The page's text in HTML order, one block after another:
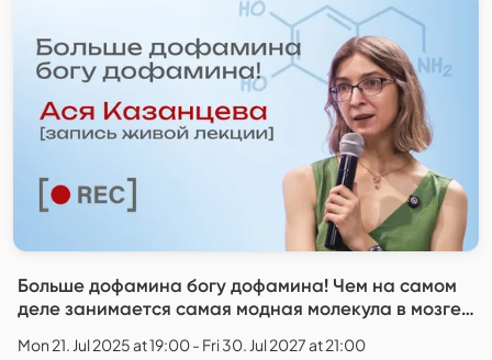
Больше дофамина богу дофамина! Чем на самом
деле занимается самая модная молекула в мозге?
Mon 21. Jul 2025 at 19:00 - Fri 30. Jul 2027 at 21:00